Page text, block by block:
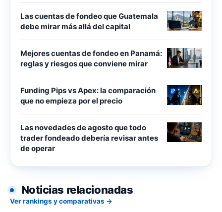
Las cuentas de fondeo que Guatemala
debe mirar más allá del capital
Mejores cuentas de fondeo en Panamá:
reglas y riesgos que conviene mirar
Funding Pips vs Apex: la comparación
que no empieza por el precio
Las novedades de agosto que todo
trader fondeado debería revisar antes
de operar
Noticias relacionadas
Ver rankings y comparativas →